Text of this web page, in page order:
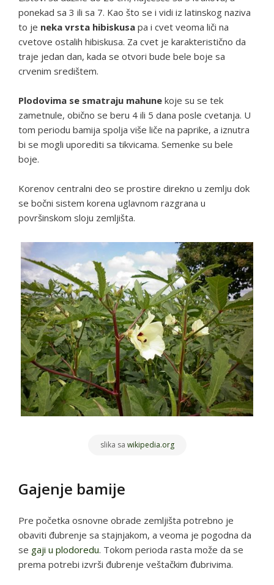
ponekad sa 3 ili sa 7. Kao što se i vidi iz latinskog naziva
to je neka vrsta hibiskusa pa i cvet veoma liči na
cvetove ostalih hibiskusa. Za cvet je karakteristično da
traje jedan dan, kada se otvori bude bele boje sa
crvenim središtem.
Plodovima se smatraju mahune koje su se tek
zametnule, obično se beru 4 ili 5 dana posle cvetanja. U
tom periodu bamija spolja više liče na paprike, a iznutra
bi se mogli uporediti sa tikvicama. Semenke su bele
boje.
Korenov centralni deo se prostire direkno u zemlju dok
se bočni sistem korena uglavnom razgrana u
površinskom sloju zemljišta.
slika sa wikipedia.org
Gajenje bamije
Pre početka osnovne obrade zemljišta potrebno je
obaviti đubrenje sa stajnjakom, a veoma je pogodna da
se gaji u plodoredu. Tokom perioda rasta može da se
prema potrebi izvrši đubrenje veštačkim đubrivima.